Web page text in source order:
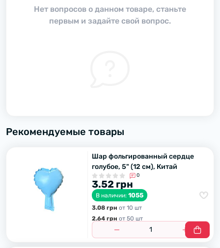
Нет вопросов о данном товаре, станьте
первым и задайте свой вопрос.
Рекомендуемые товары
Шар фольгированный сердце
голубое, 5" (12 см), Китай
0
3.52 грн
В наличии: 1055
3.08 грн от 10 шт
2.64 грн от 50 шт